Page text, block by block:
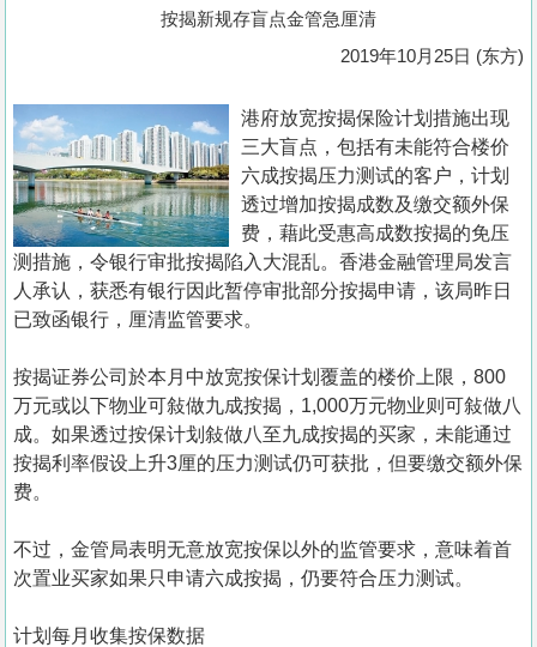
置
业
手
册
关
於
们
按揭新规存盲点金管急厘清
2019年10月25日 (东方)
港府放宽按揭保险计划措施出现
三大盲点，包括有未能符合楼价
六成按揭压力测试的客户，计划
透过增加按揭成数及缴交额外保
费，藉此受惠高成数按揭的免压
测措施，令银行审批按揭陷入大混乱。香港金融管理局发言
人承认，获悉有银行因此暂停审批部分按揭申请，该局昨日
已致函银行，厘清监管要求。
按揭证券公司於本月中放宽按保计划覆盖的楼价上限，800
万元或以下物业可敍做九成按揭，1,000万元物业则可敍做八
成。如果透过按保计划敍做八至九成按揭的买家，未能通过
按揭利率假设上升3厘的压力测试仍可获批，但要缴交额外保
费。
不过，金管局表明无意放宽按保以外的监管要求，意味着首
次置业买家如果只申请六成按揭，仍要符合压力测试。
计划每月收集按保数据